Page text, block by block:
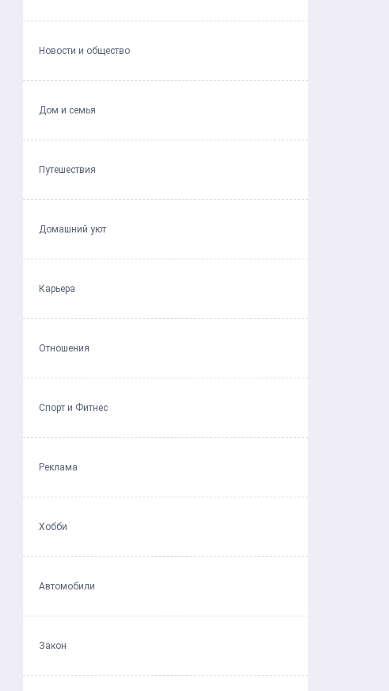
Новости и общество
Дом и семья
Путешествия
Домашний уют
Карьера
Отношения
Спорт и Фитнес
Реклама
Хобби
Автомобили
Закон